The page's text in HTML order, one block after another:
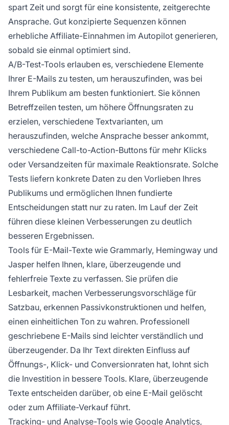
spart Zeit und sorgt für eine konsistente, zeitgerechte
Ansprache. Gut konzipierte Sequenzen können
erhebliche Affiliate-Einnahmen im Autopilot generieren,
sobald sie einmal optimiert sind.
A/B-Test-Tools erlauben es, verschiedene Elemente
Ihrer E-Mails zu testen, um herauszufinden, was bei
Ihrem Publikum am besten funktioniert. Sie können
Betreffzeilen testen, um höhere Öffnungsraten zu
erzielen, verschiedene Textvarianten, um
herauszufinden, welche Ansprache besser ankommt,
verschiedene Call-to-Action-Buttons für mehr Klicks
oder Versandzeiten für maximale Reaktionsrate. Solche
Tests liefern konkrete Daten zu den Vorlieben Ihres
Publikums und ermöglichen Ihnen fundierte
Entscheidungen statt nur zu raten. Im Lauf der Zeit
führen diese kleinen Verbesserungen zu deutlich
besseren Ergebnissen.
Tools für E-Mail-Texte wie Grammarly, Hemingway und
Jasper helfen Ihnen, klare, überzeugende und
fehlerfreie Texte zu verfassen. Sie prüfen die
Lesbarkeit, machen Verbesserungsvorschläge für
Satzbau, erkennen Passivkonstruktionen und helfen,
einen einheitlichen Ton zu wahren. Professionell
geschriebene E-Mails sind leichter verständlich und
überzeugender. Da Ihr Text direkten Einfluss auf
Öffnungs-, Klick- und Conversionraten hat, lohnt sich
die Investition in bessere Tools. Klare, überzeugende
Texte entscheiden darüber, ob eine E-Mail gelöscht
oder zum Affiliate-Verkauf führt.
Tracking- und Analyse-Tools wie Google Analytics,